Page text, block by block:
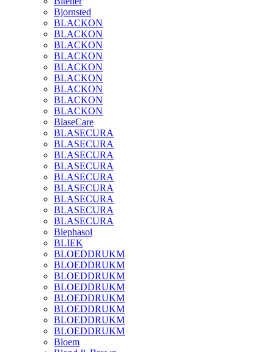
Bjornsted
BLACKON
BLACKON
BLACKON
BLACKON
BLACKON
BLACKON
BLACKON
BLACKON
BLACKON
BlaseCare
BLASECURA
BLASECURA
BLASECURA
BLASECURA
BLASECURA
BLASECURA
BLASECURA
BLASECURA
BLASECURA
Blephasol
BLIEK
BLOEDDRUKM
BLOEDDRUKM
BLOEDDRUKM
BLOEDDRUKM
BLOEDDRUKM
BLOEDDRUKM
BLOEDDRUKM
BLOEDDRUKM
Bloem